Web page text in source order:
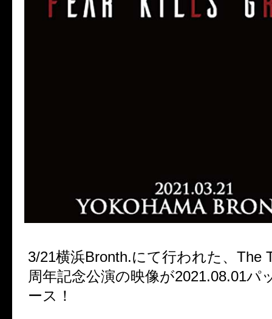
3/21横浜Bronth.にて行われた、 The
周年記念公演の映像が2021.08.01パ
ース！